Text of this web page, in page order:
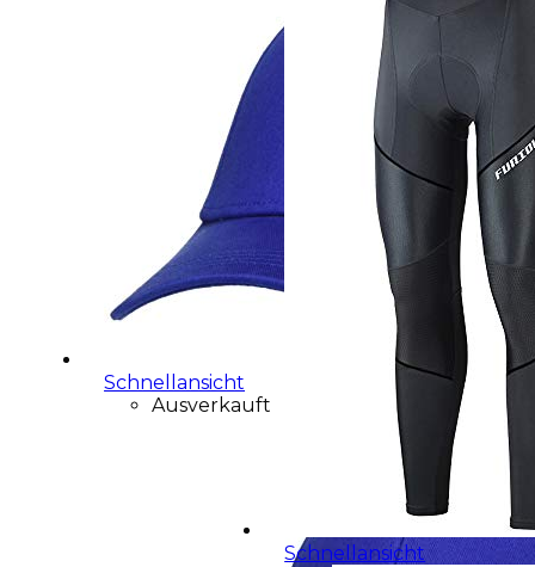
Schnellansicht
Ausverkauft
Schnellansicht